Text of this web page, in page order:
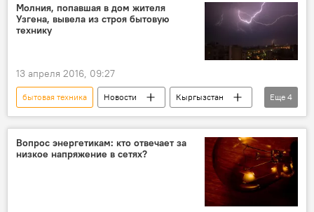
Молния, попавшая в дом жителя
Узгена, вывела из строя бытовую
технику
13 апреля 2016, 09:27
бытовая техника Новости
Кыргызстан
Происшествия
Узген
МЧС
Еще 4
Вопрос энергетикам: кто отвечает за
низкое напряжение в сетях?